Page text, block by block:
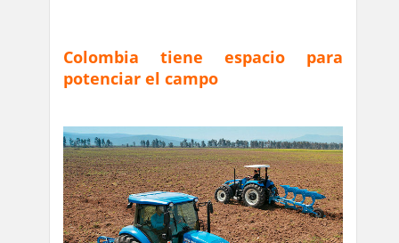
Colombia tiene espacio para
potenciar el campo